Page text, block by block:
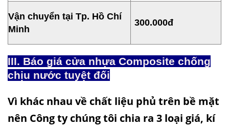
Vận chuyển tại Tp. Hồ Chí
Minh
300.000đ
III. Báo giá cửa nhựa Composite chống
chịu nước tuyệt đối
Vì khác nhau về chất liệu phủ trên bề mặt
nên Công ty chúng tôi chia ra 3 loại giá, kí